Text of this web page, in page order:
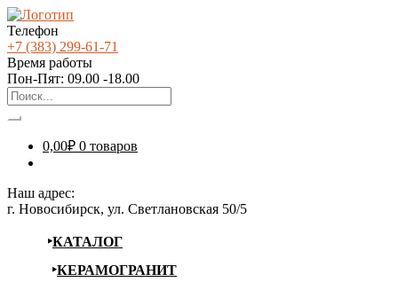
Телефон
+7 (383) 299-61-71
Время работы
Пон-Пят: 09.00 -18.00
0,00₽ 0 товаров
Наш адрес:
г. Новосибирск, ул. Светлановская 50/5
КАТАЛОГ
КЕРАМОГРАНИТ